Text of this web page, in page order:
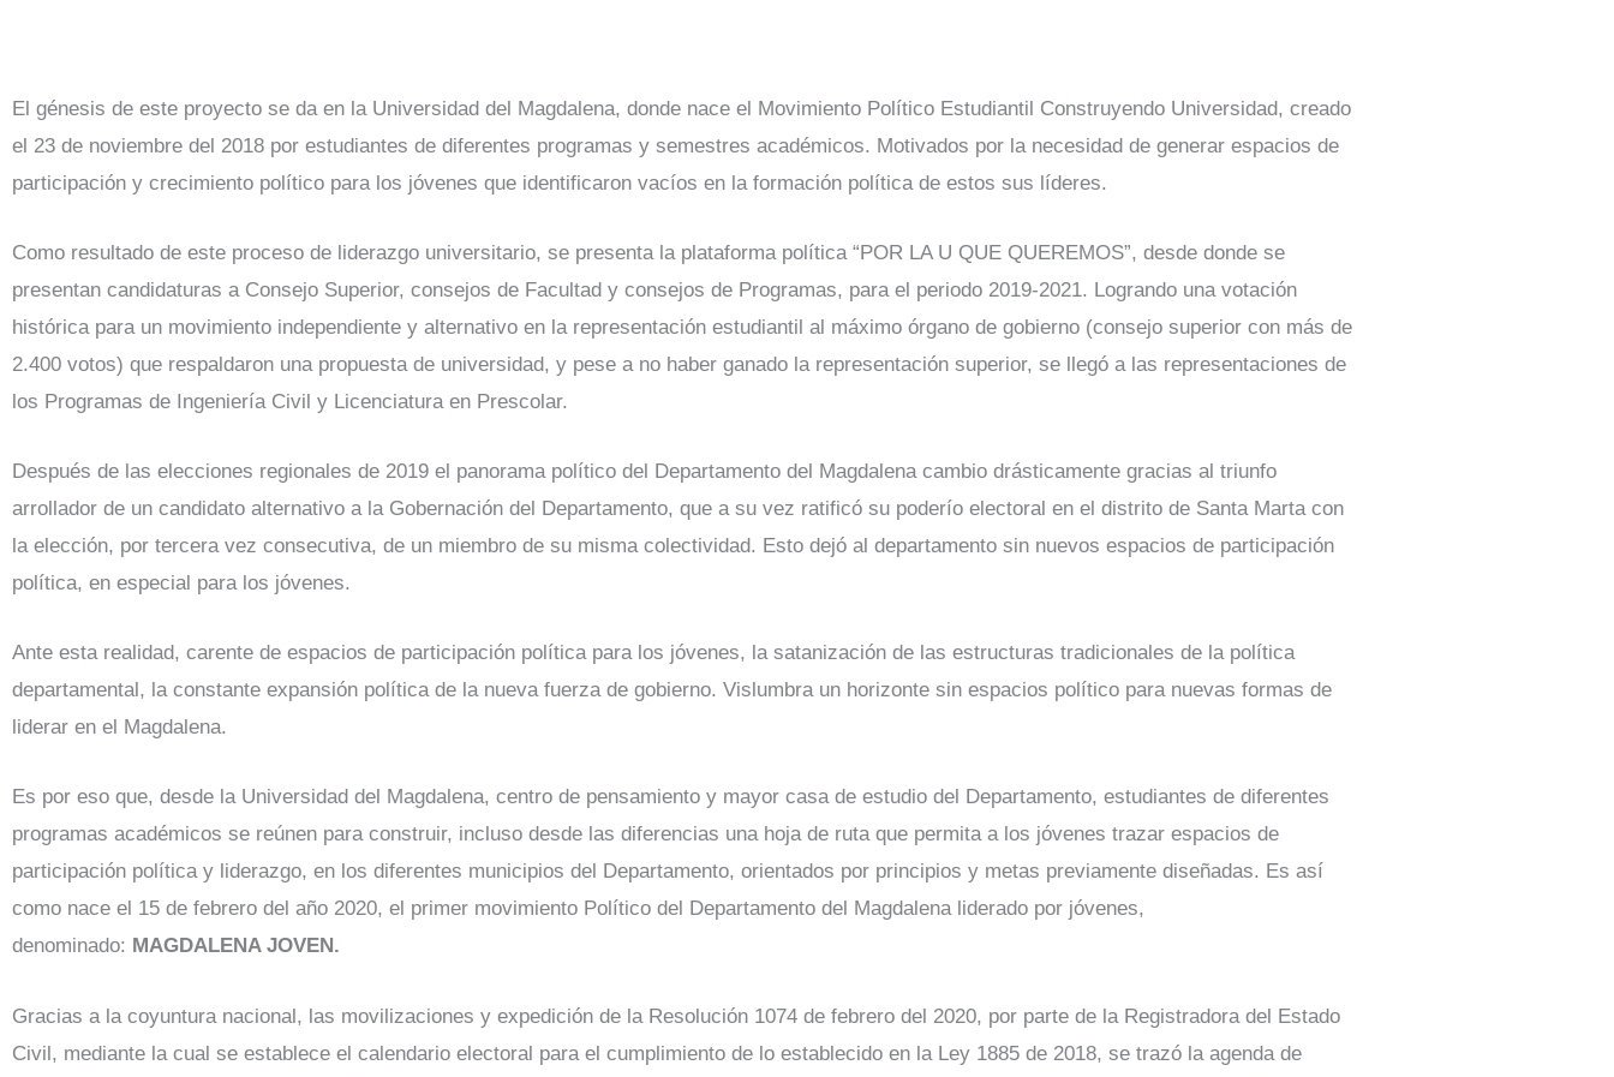
El génesis de este proyecto se da en la Universidad del Magdalena, donde nace el Movimiento Político Estudiantil Construyendo Universidad, creado
el 23 de noviembre del 2018 por estudiantes de diferentes programas y semestres académicos. Motivados por la necesidad de generar espacios de
participación y crecimiento político para los jóvenes que identificaron vacíos en la formación política de estos sus líderes.
Como resultado de este proceso de liderazgo universitario, se presenta la plataforma política “POR LA U QUE QUEREMOS”, desde donde se
presentan candidaturas a Consejo Superior, consejos de Facultad y consejos de Programas, para el periodo 2019-2021. Logrando una votación
histórica para un movimiento independiente y alternativo en la representación estudiantil al máximo órgano de gobierno (consejo superior con más de
2.400 votos) que respaldaron una propuesta de universidad, y pese a no haber ganado la representación superior, se llegó a las representaciones de
los Programas de Ingeniería Civil y Licenciatura en Prescolar.
Después de las elecciones regionales de 2019 el panorama político del Departamento del Magdalena cambio drásticamente gracias al triunfo
arrollador de un candidato alternativo a la Gobernación del Departamento, que a su vez ratificó su poderío electoral en el distrito de Santa Marta con
la elección, por tercera vez consecutiva, de un miembro de su misma colectividad. Esto dejó al departamento sin nuevos espacios de participación
política, en especial para los jóvenes.
Ante esta realidad, carente de espacios de participación política para los jóvenes, la satanización de las estructuras tradicionales de la política
departamental, la constante expansión política de la nueva fuerza de gobierno. Vislumbra un horizonte sin espacios político para nuevas formas de
liderar en el Magdalena.
Es por eso que, desde la Universidad del Magdalena, centro de pensamiento y mayor casa de estudio del Departamento, estudiantes de diferentes
programas académicos se reúnen para construir, incluso desde las diferencias una hoja de ruta que permita a los jóvenes trazar espacios de
participación política y liderazgo, en los diferentes municipios del Departamento, orientados por principios y metas previamente diseñadas. Es así
como nace el 15 de febrero del año 2020, el primer movimiento Político del Departamento del Magdalena liderado por jóvenes,
denominado: MAGDALENA JOVEN.
Gracias a la coyuntura nacional, las movilizaciones y expedición de la Resolución 1074 de febrero del 2020, por parte de la Registradora del Estado
Civil, mediante la cual se establece el calendario electoral para el cumplimiento de lo establecido en la Ley 1885 de 2018, se trazó la agenda de